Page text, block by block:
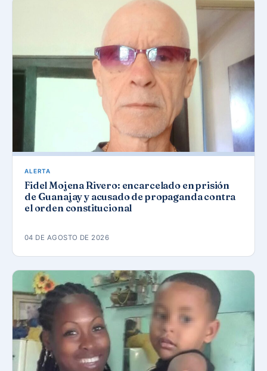
ALERTA
Fidel Mojena Rivero: encarcelado en prisión
de Guanajay y acusado de propaganda contra
el orden constitucional
04 DE AGOSTO DE 2026